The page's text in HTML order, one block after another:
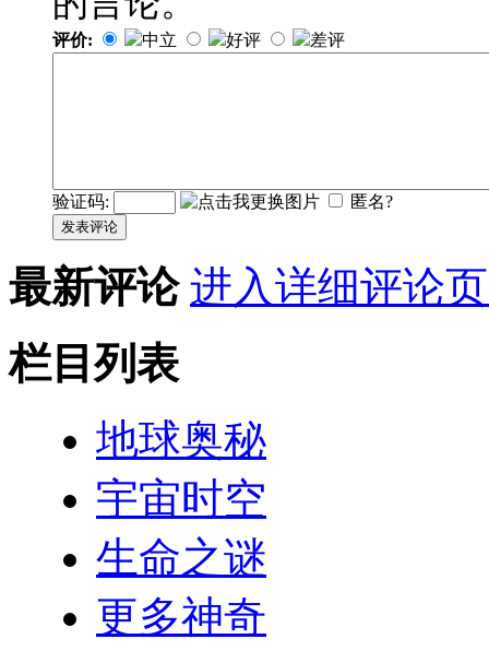
评价: 中立 好评 差评
验证码: 匿名?
发表评论
最新评论 进入详细评论
栏目列表
地球奥秘
宇宙时空
生命之谜
更多神奇